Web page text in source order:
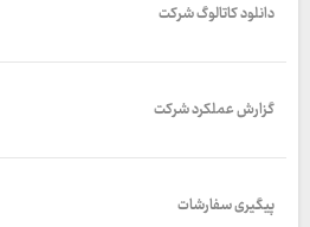
دانلود کاتالوگ شرکت
گزارش عملکرد شرکت
پیگیری سفارشات